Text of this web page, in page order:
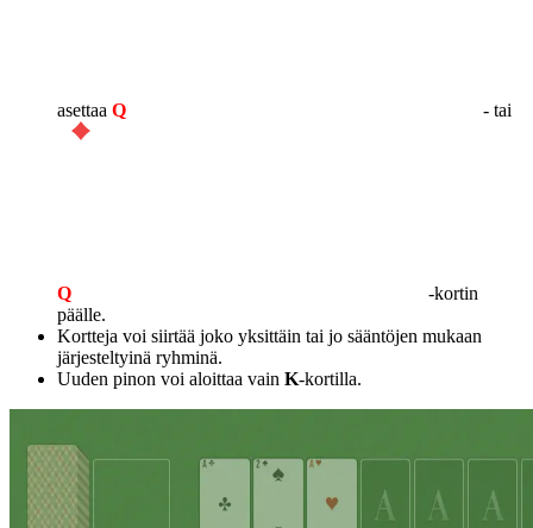
asettaa Q - tai
Q
-kortin
päälle.
Kortteja voi siirtää joko yksittäin tai jo sääntöjen mukaan
järjesteltyinä ryhminä.
Uuden pinon voi aloittaa vain K-kortilla.